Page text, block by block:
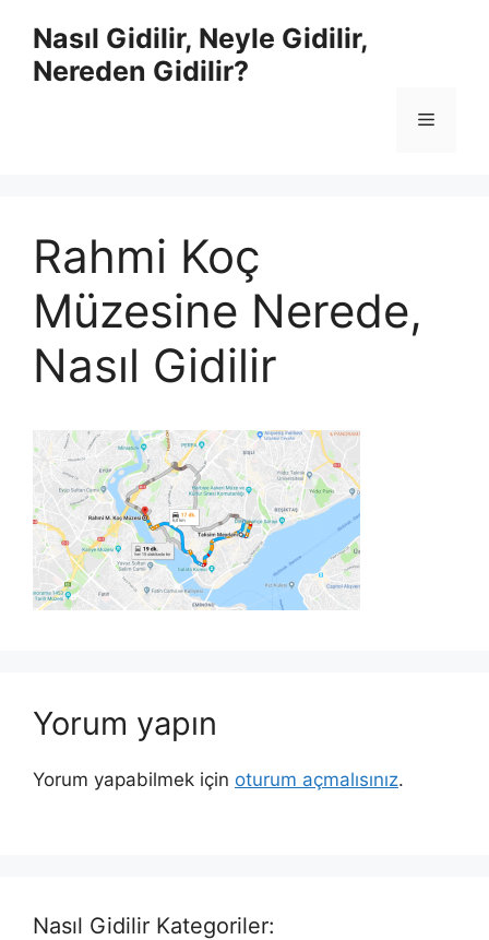
Nasıl Gidilir, Neyle Gidilir,
Nereden Gidilir?
Menü
Rahmi Koç
Müzesine Nerede,
Nasıl Gidilir
Yorum yapın
Yorum yapabilmek için oturum açmalısınız.
Nasıl Gidilir Kategoriler: